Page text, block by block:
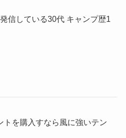
信している30代 キャンプ歴1
トを購入すなら風に強いテン